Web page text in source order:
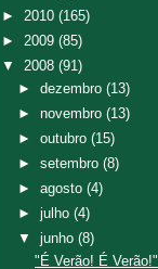
► 2010 (165)
► 2009 (85)
▼ 2008 (91)
► dezembro (13)
► novembro (13)
► outubro (15)
► setembro (8)
► agosto (4)
► julho (4)
▼ junho (8)
"É Verão! É Verão!"